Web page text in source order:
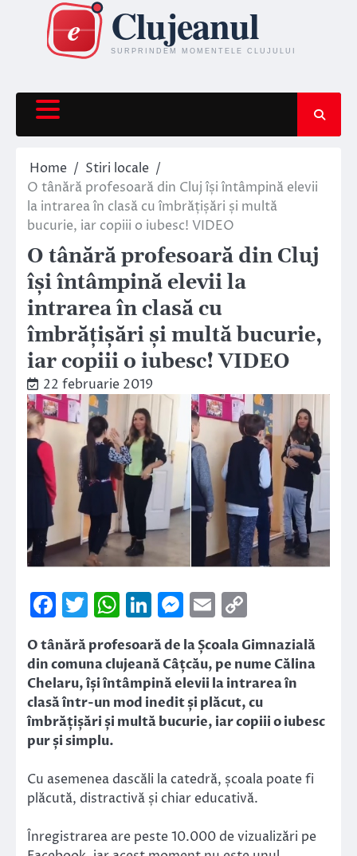
content
Home
Stiri locale
O tânără profesoară din Cluj își întâmpină elevii
la intrarea în clasă cu îmbrățișări și multă
bucurie, iar copiii o iubesc! VIDEO
O tânără profesoară din Cluj
își întâmpină elevii la
intrarea în clasă cu
îmbrățișări și multă bucurie,
iar copiii o iubesc! VIDEO
22 februarie 2019
Facebook
Twitter
WhatsApp
LinkedIn
Messenger
Email
Link
O tânără profesoară de la Școala Gimnazială
din comuna clujeană Câțcău, pe nume Călina
Chelaru, își întâmpină elevii la intrarea în
clasă într-un mod inedit și plăcut, cu
îmbrățișări și multă bucurie, iar copiii o iubesc
pur și simplu.
Cu asemenea dascăli la catedră, școala poate fi
plăcută, distractivă și chiar educativă.
Înregistrarea are peste 10.000 de vizualizări pe